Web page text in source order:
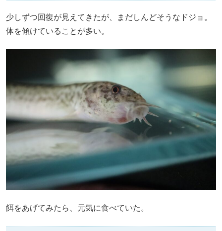
少しずつ回復が見えてきたが、まだしんどそうなドジョ。
体を傾けていることが多い。
餌をあげてみたら、元気に食べていた。